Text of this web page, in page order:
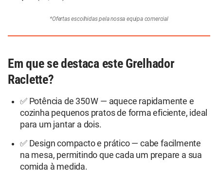
*Ofertas escolhidas pela nossa equipa comercial
Em que se destaca este Grelhador
Raclette?
✅ Potência de 350 W — aquece rapidamente e
cozinha pequenos pratos de forma eficiente, ideal
para um jantar a dois.
✅ Design compacto e prático — cabe facilmente
na mesa, permitindo que cada um prepare a sua
comida à medida.